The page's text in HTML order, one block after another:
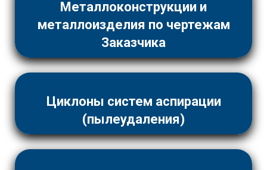
Металлоконструкции и
металлоизделия по чертежам
Заказчика
Циклоны систем аспирации
(пылеудаления)